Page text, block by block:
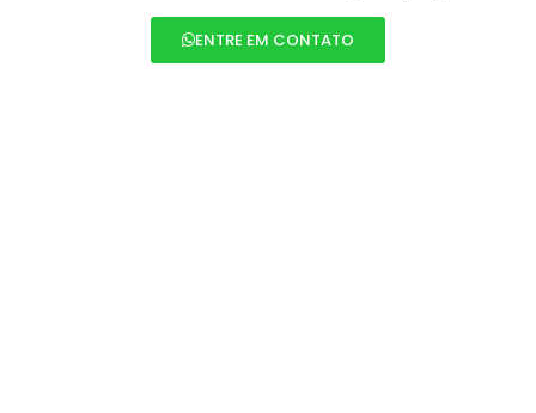
ENTRE EM CONTATO